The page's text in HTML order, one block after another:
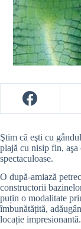
Ştim că eşti cu
plajă cu nisip fin,
spectaculoase.
O după-amiază
constructorii
puțin o modalitate
îmbunătățită,
locație impresionantă.